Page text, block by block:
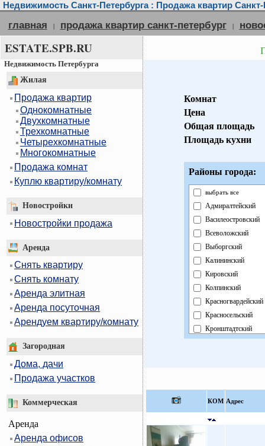
Недвижимость Санкт-Петербурга : Продажа квартир Санкт-
главная | продажа квартир санкт-петербург |
ESTATE.SPB.RU
Недвижимость Петербурга
Жилая
Продажа квартир
Однокомнатные
Двухкомнатные
Трехкомнатные
Четырехкомнатные
Многокомнатные
Продажа комнат
Куплю квартиру/комнату
Новостройки
Новостройки продажа
Аренда
Снять квартиру
Снять комнату
Аренда элитная
Аренда посуточная
Арендуем квартиру/комнату
Загородная
Дома, дачи
Продажа участков
Коммерческая
Аренда
Аренда офисов
Комнат
Цена
Общая площадь
Площадь кухни
Районы города:
выбрать все
Адмиралтейский
Василеостровский
Всеволожский
Выборгский
Калининский
Кировский
Колпинский
Красногвардейский
Красносельский
Кронштадтский
Павловский
Петроградский
КOМ Адрес